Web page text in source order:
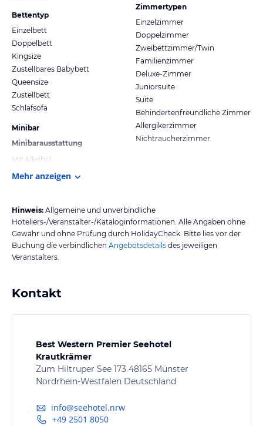
Bettentyp
Einzelbett
Doppelbett
Kingsize
Zustellbares Babybett
Queensize
Zustellbett
Schlafsofa
Minibar
Minibarausstattung
Mit Alkohol
Zimmertypen
Einzelzimmer
Doppelzimmer
Zweibettzimmer/Twin
Familienzimmer
Deluxe-Zimmer
Juniorsuite
Suite
Behindertenfreundliche Zimmer
Allergikerzimmer
Nichtraucherzimmer
Mehr anzeigen
Hinweis: Allgemeine und unverbindliche
Hoteliers-/Veranstalter-/Kataloginformationen. Alle Angaben ohne
Gewähr und ohne Prüfung durch HolidayCheck. Bitte lies vor der
Buchung die verbindlichen Angebotsdetails des jeweiligen
Veranstalters.
Kontakt
Best Western Premier Seehotel
Krautkrämer
Zum Hiltruper See 173 48165 Münster
Nordrhein-Westfalen Deutschland
info@seehotel.nrw
+49 2501 8050